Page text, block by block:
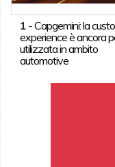
1-Capgemini: la
experience è ancora
utilizzata in ambito
automotive